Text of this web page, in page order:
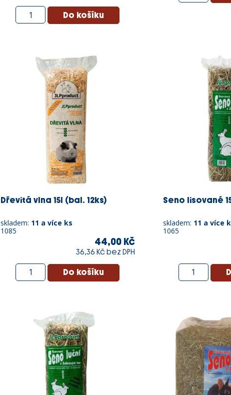
Dřevitá vlna 15l (bal. 12ks)
skladem: 11 a více ks
1085
44,00 Kč
36,36 Kč bez DPH
Seno lisované
skladem: 11 a více
1065